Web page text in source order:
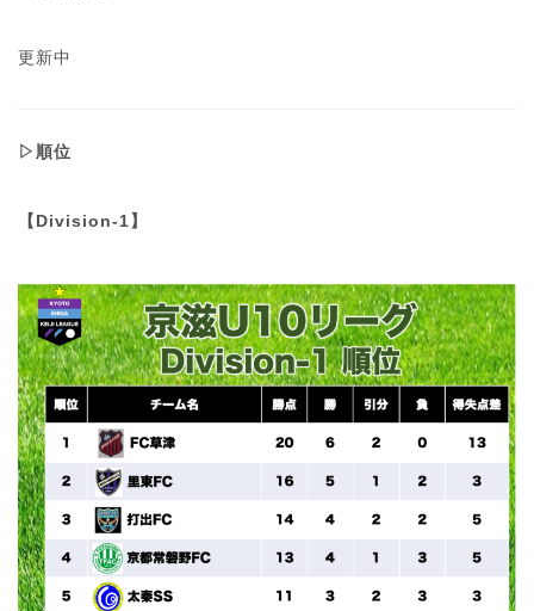
更新中
▷順位
【Division-1】